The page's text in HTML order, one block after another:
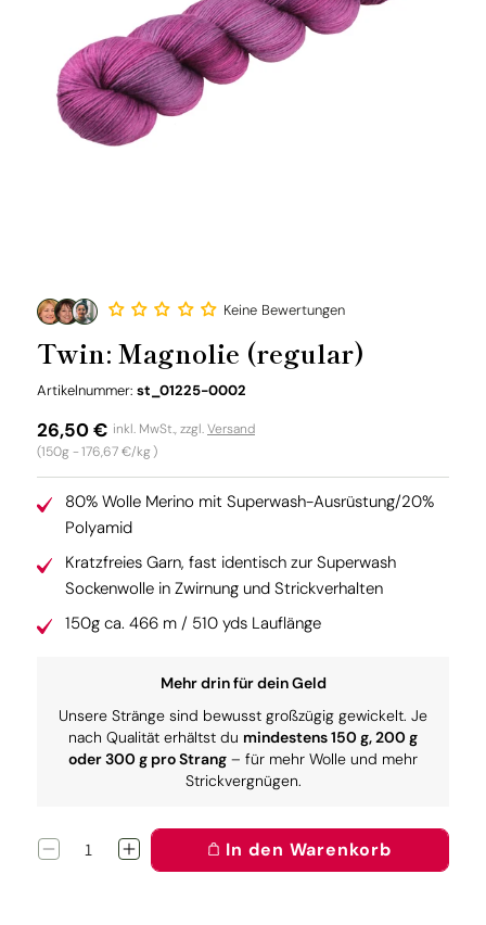
Keine Bewertungen
Twin: Magnolie (regular)
Artikelnummer: SKU:
st_01225-0002
Normaler
Preis
26,50 €
(150g -Grundpreis
176,67 €/kg)
inkl. MwSt., zzgl.Versand
80% Wolle Merino mit Superwash-Ausrüstung/20%
Polyamid
Kratzfreies Garn, fast identisch zur Superwash
Sockenwolle in Zwirnung und Strickverhalten
150g ca. 466 m / 510 yds Lauflänge
Mehr drin für dein Geld
Unsere Stränge sind bewusst großzügig gewickelt. Je
nach Qualität erhältst du mindestens 150 g, 200 g
oder 300 g pro Strang – für mehr Wolle und mehr
Strickvergnügen.
VerringereErhöhe
In den Warenkorb